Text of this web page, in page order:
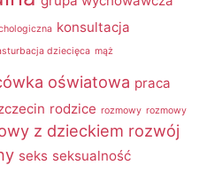
konsultacja
dziecięca mąż
oświatowa praca
rodzice rozmowy rozmowy
z dzieckiem rozwój
seks seksualność